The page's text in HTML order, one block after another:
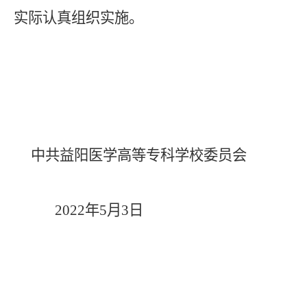
实际认真组织实施。
中共益阳医学高等专科学校委员会
2022年5月 3 日